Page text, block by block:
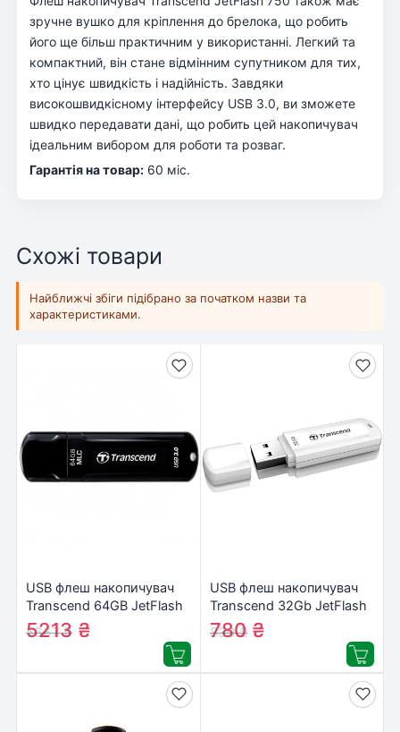
зручне вушко для кріплення до брелока, що робить
його ще більш практичним у використанні. Легкий та
компактний, він стане відмінним супутником для тих,
хто цінує швидкість і надійність. Завдяки
високошвидкісному інтерфейсу USB 3.0, ви зможете
швидко передавати дані, що робить цей накопичувач
ідеальним вибором для роботи та розваг.
Гарантія на товар: 60 міс.
Схожі товари
Найближчі збіги підібрано за початком назви та
характеристиками.
USB флеш накопичувач
Transcend 64GB JetFlash
750 USB 3.0
(TS64GJF750K)
5667₴
5213 ₴
USB флеш накопичувач
Transcend 32Gb JetFlash
730 (TS32GJF730)
839₴
780₴